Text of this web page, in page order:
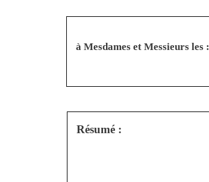
à Mesdames et Messieurs les :
Résumé :